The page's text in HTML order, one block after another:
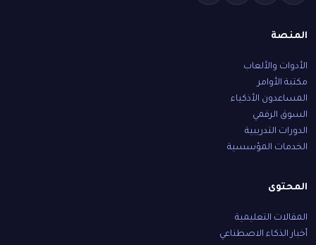
المنصة
الأدوات والألعاب
مكتبة الأوامر
المساعدون الأذكياء
السوق الرقمي
الدورات التدريبية
الخدمات المؤسسية
المحتوى
المقالات التعليمية
أخبار الذكاء الاصطناعي